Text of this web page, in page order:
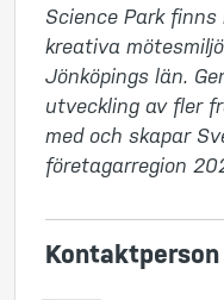
Science Park
kreativa
Jönköpings län.
utveckling av fler
med och skapar
företagarregion
Kontaktperson